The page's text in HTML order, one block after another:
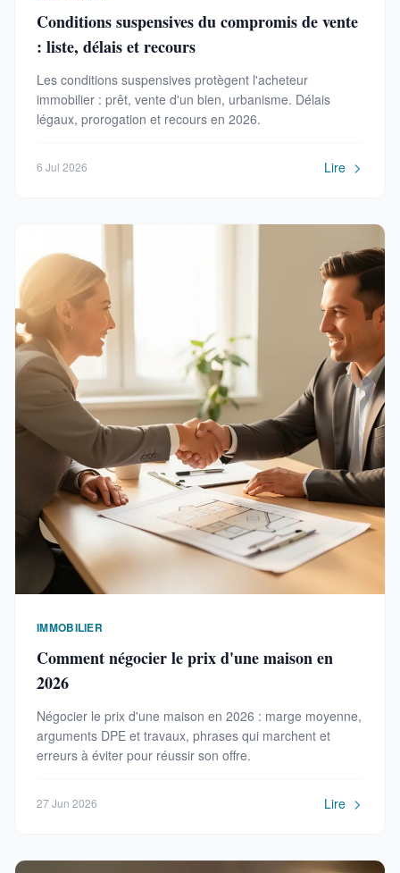
Conditions suspensives du compromis de vente
: liste, délais et recours
Les conditions suspensives protègent l'acheteur
immobilier : prêt, vente d'un bien, urbanisme. Délais
légaux, prorogation et recours en 2026.
6 Jul 2026 Lire
IMMOBILIER
Comment négocier le prix d'une maison en
2026
Négocier le prix d'une maison en 2026 : marge moyenne,
arguments DPE et travaux, phrases qui marchent et
erreurs à éviter pour réussir son offre.
27 Jun 2026 Lire